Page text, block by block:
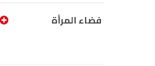
فضاء المرأة